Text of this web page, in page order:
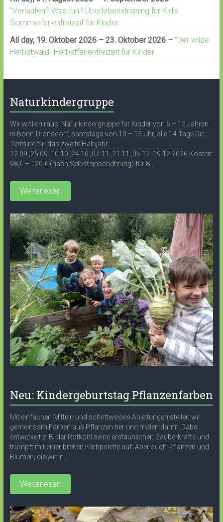
"Verlaufen? Was tun? Überlebenstraining für Kids"
Sommerferienfreizeit für Kinder
All day, 19. Oktober 2026 – 23. Oktober 2026– "Der wilde
Herbstwald" Herbstferienfreizeit für Kinder
Naturkindergruppe
Wir wollen raus! Naturkindergruppe für Kinder von 6 – 12 Jahren
in Bonn-Dransdorf, samstags von 10 – 13 Uhr, alle 14 Tage Die
Termine für das zweite Halbjahr:
12.09.,26.09.,10.10.,24.10.,07.11.,21.11.,05.12. 19.12.2026 Kosten:
98 € – 120 € (nach Selbsteinschätzung) für 8...
Weiterlesen
Neu: Kindergeburtstag Pflanzenfarben
Mit einfachen Mitteln und schrittweisen Anleitungen stellen wir
gemeinsam Farben aus Pflanzen her und malen damit. Dabei
entwickelt z. B. der Rotkohl seine erstaunlichen Zauberkräfte und
trumpft mit einer breiten Farbpalette auf. Aber auch Pflanzen und
Blumen, die wir in...
Weiterlesen